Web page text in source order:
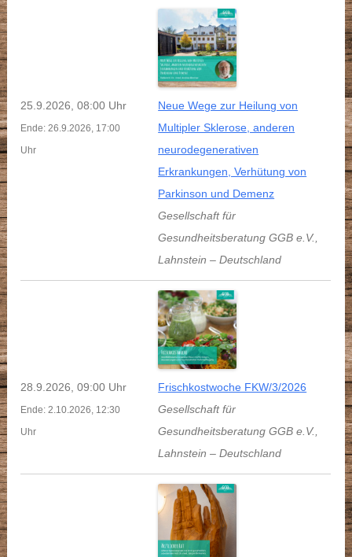
25.9.2026, 08:00 Uhr
Ende: 26.9.2026, 17:00
Uhr
Neue Wege zur Heilung von
Multipler Sklerose, anderen
neurodegenerativen
Erkrankungen, Verhütung von
Parkinson und Demenz
Gesellschaft für
Gesundheitsberatung GGB e.V.,
Lahnstein –Deutschland
28.9.2026, 09:00 Uhr
Ende: 2.10.2026, 12:30
Uhr
Frischkostwoche FKW/3/2026
Gesellschaft für
Gesundheitsberatung GGB e.V.,
Lahnstein –Deutschland